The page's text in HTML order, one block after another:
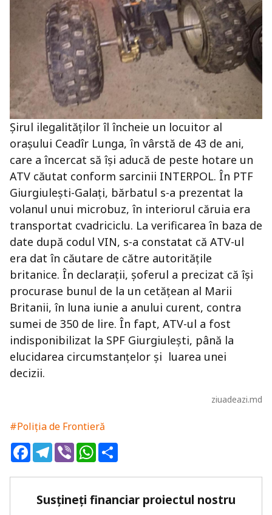
Șirul ilegalităților îl încheie un locuitor al
orașului Ceadîr Lunga, în vârstă de 43 de ani,
care a încercat să își aducă de peste hotare un
ATV căutat conform sarcinii INTERPOL. În PTF
Giurgiulești-Galați, bărbatul s-a prezentat la
volanul unui microbuz, în interiorul căruia era
transportat cvadriciclu. La verificarea în baza de
date după codul VIN, s-a constatat că ATV-ul
era dat în căutare de către autoritățile
britanice. În declarații, șoferul a precizat că își
procurase bunul de la un cetățean al Marii
Britanii, în luna iunie a anului curent, contra
sumei de 350 de lire. În fapt, ATV-ul a fost
indisponibilizat la SPF Giurgiulești, până la
elucidarea circumstanțelor și luarea unei
decizii.
ziuadeazi.md
#Poliția de Frontieră
FacebookTelegram
ViberWhatsApp
Susțineți financiar proiectul nostru